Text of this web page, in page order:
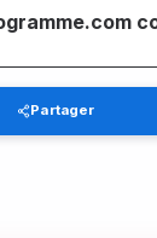
Partager